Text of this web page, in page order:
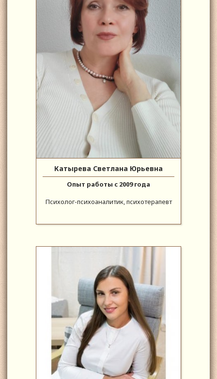
Катырева Светлана Юрьевна
Опыт работы с 2009 года
Психолог-психоаналитик, психотерапевт